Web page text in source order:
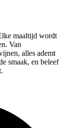
maaltijd wordt
Van
alles ademt
smaak, en beleef